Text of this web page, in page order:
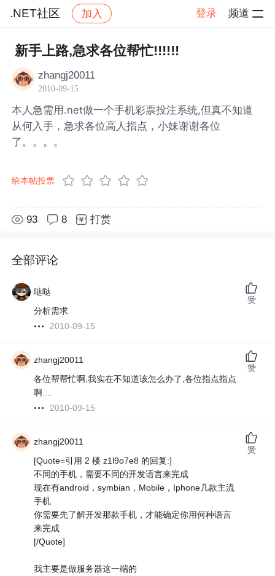
.NET社区 加入 登录 频道
社区 .NET社区 帖子详情
新手上路,急求各位帮忙!!!!!!
zhangj20011
2010-09-15
本人急需用.net做一个手机彩票投注系统,但真不知道
从何入手，急求各位高人指点，小妹谢谢各位
了。。。。
给本帖投票
93 8 打赏
全部评论
哒哒
分析需求
2010-09-15
赞
zhangj20011
各位帮帮忙啊,我实在不知道该怎么办了,各位指点指点
啊....
2010-09-15
赞
zhangj20011
[Quote=引用 2 楼 z1l9o7e8 的回复:]
不同的手机，需要不同的开发语言来完成
现在有android，symbian，Mobile，Iphone几款主流
手机
你需要先了解开发那款手机，才能确定你用何种语言
来完成
[/Quote]
我主要是做服务器这一端的
赞